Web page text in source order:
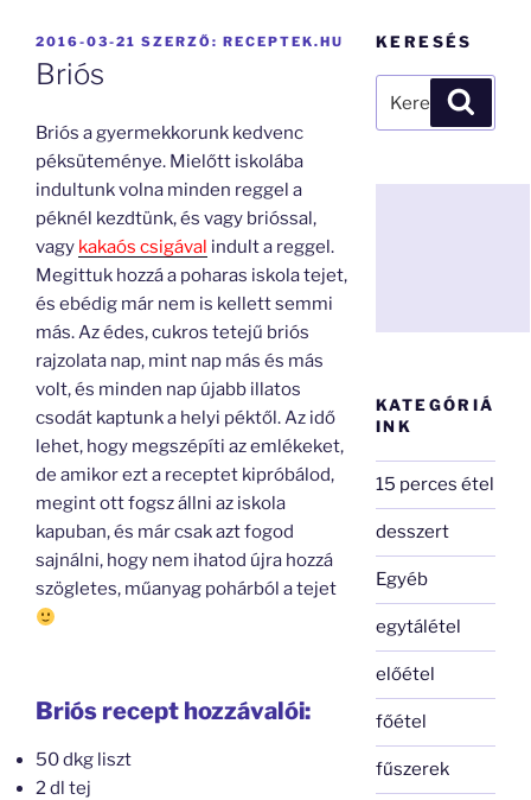
BEKÜLDVE:
2016-03-21 SZERZŐ: RECEPTEK.HU
Briós
Briós a gyermekkorunk kedvenc
péksüteménye. Mielőtt iskolába
indultunk volna minden reggel a
péknél kezdtünk, és vagy brióssal,
vagy kakaós csigával indult a reggel.
Megittuk hozzá a poharas iskola tejet,
és ebédig már nem is kellett semmi
más. Az édes, cukros tetejű briós
rajzolata nap, mint nap más és más
volt, és minden nap újabb illatos
csodát kaptunk a helyi péktől. Az idő
lehet, hogy megszépíti az emlékeket,
de amikor ezt a receptet kipróbálod,
megint ott fogsz állni az iskola
kapuban, és már csak azt fogod
sajnálni, hogy nem ihatod újra hozzá
szögletes, műanyag pohárból a tejet
Briós recept hozzávalói:
50 dkg liszt
2 dl tej
KERESÉS
Keresés
KATEGÓRIÁ
INK
15 perces étel
desszert
Egyéb
egytálétel
előétel
főétel
fűszerek